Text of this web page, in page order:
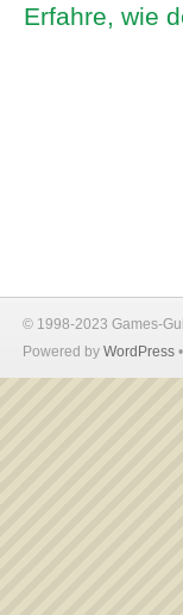
Erfahre, wie
© 1998-2023 Games-
Powered by WordPress •